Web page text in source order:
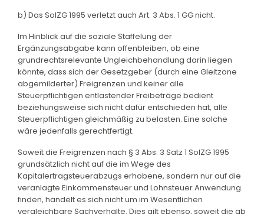
b) Das SolZG 1995 verletzt auch Art. 3 Abs. 1 GG nicht.
Im Hinblick auf die soziale Staffelung der
Ergänzungsabgabe kann offenbleiben, ob eine
grundrechtsrelevante Ungleichbehandlung darin liegen
könnte, dass sich der Gesetzgeber (durch eine Gleitzone
abgemilderter) Freigrenzen und keiner alle
Steuerpflichtigen entlastender Freibeträge bedient
beziehungsweise sich nicht dafür entschieden hat, alle
Steuerpflichtigen gleichmäßig zu belasten. Eine solche
wäre jedenfalls gerechtfertigt.
Soweit die Freigrenzen nach § 3 Abs. 3 Satz 1 SolZG 1995
grundsätzlich nicht auf die im Wege des
Kapitalertragsteuerabzugs erhobene, sondern nur auf die
veranlagte Einkommensteuer und Lohnsteuer Anwendung
finden, handelt es sich nicht um im Wesentlichen
vergleichbare Sachverhalte. Dies gilt ebenso, soweit die ab